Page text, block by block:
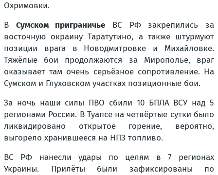
Охримовки.
В Сумском приграничье ВС РФ закрепились за
восточную окраину Таратутино, а также штурмуют
позиции врага в Новодмитровке и Михайловке.
Тяжёлые бои продолжаются за Мирополье, враг
оказывает там очень серьёзное сопротивление. На
Сумском и Глуховском участках позиционные бои.
За ночь наши силы ПВО сбили 10 БПЛА ВСУ над 5
регионами России. В Туапсе на четвёртые сутки было
ликвидировано открытое горение, вероятно,
выгорело хранившееся на НПЗ топливо.
ВС РФ нанесли удары по целям в 7 регионах
Украины. Прилёты были зафиксированы по